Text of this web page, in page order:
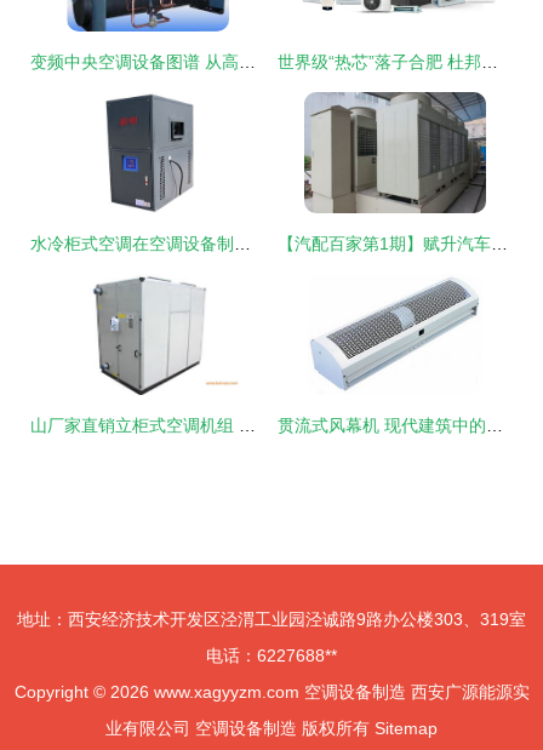
地址：西安经济技术开发区泾渭工业园泾诚路9路办公楼303、319室
电话：6227688**
Copyright © 2026 www.xagyyzm.com 空调设备制造 西安广源能源实
业有限公司 空调设备制造 版权所有 Sitemap